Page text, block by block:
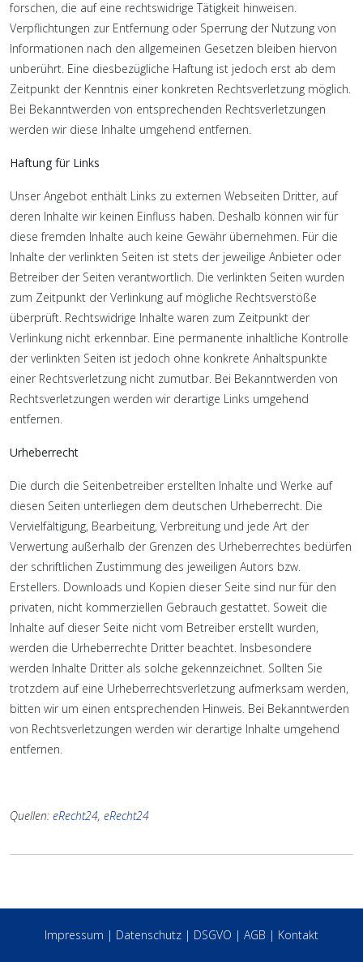
forschen, die auf eine rechtswidrige Tätigkeit hinweisen.
Verpflichtungen zur Entfernung oder Sperrung der Nutzung von
Informationen nach den allgemeinen Gesetzen bleiben hiervon
unberührt. Eine diesbezügliche Haftung ist jedoch erst ab dem
Zeitpunkt der Kenntnis einer konkreten Rechtsverletzung möglich.
Bei Bekanntwerden von entsprechenden Rechtsverletzungen
werden wir diese Inhalte umgehend entfernen.
Haftung für Links
Unser Angebot enthält Links zu externen Webseiten Dritter, auf
deren Inhalte wir keinen Einfluss haben. Deshalb können wir für
diese fremden Inhalte auch keine Gewähr übernehmen. Für die
Inhalte der verlinkten Seiten ist stets der jeweilige Anbieter oder
Betreiber der Seiten verantwortlich. Die verlinkten Seiten wurden
zum Zeitpunkt der Verlinkung auf mögliche Rechtsverstöße
überprüft. Rechtswidrige Inhalte waren zum Zeitpunkt der
Verlinkung nicht erkennbar. Eine permanente inhaltliche Kontrolle
der verlinkten Seiten ist jedoch ohne konkrete Anhaltspunkte
einer Rechtsverletzung nicht zumutbar. Bei Bekanntwerden von
Rechtsverletzungen werden wir derartige Links umgehend
entfernen.
Urheberrecht
Die durch die Seitenbetreiber erstellten Inhalte und Werke auf
diesen Seiten unterliegen dem deutschen Urheberrecht. Die
Vervielfältigung, Bearbeitung, Verbreitung und jede Art der
Verwertung außerhalb der Grenzen des Urheberrechtes bedürfen
der schriftlichen Zustimmung des jeweiligen Autors bzw.
Erstellers. Downloads und Kopien dieser Seite sind nur für den
privaten, nicht kommerziellen Gebrauch gestattet. Soweit die
Inhalte auf dieser Seite nicht vom Betreiber erstellt wurden,
werden die Urheberrechte Dritter beachtet. Insbesondere
werden Inhalte Dritter als solche gekennzeichnet. Sollten Sie
trotzdem auf eine Urheberrechtsverletzung aufmerksam werden,
bitten wir um einen entsprechenden Hinweis. Bei Bekanntwerden
von Rechtsverletzungen werden wir derartige Inhalte umgehend
entfernen.
Quellen: eRecht24, eRecht24
Impressum | Datenschutz | DSGVO | AGB | Kontakt